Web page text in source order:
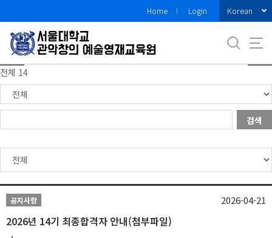
로
메
뉴
Home Login Korean
전체 14
검색
공지사항
2026년 14기 최종합격자 안내(첨부파일)
2026-04-21